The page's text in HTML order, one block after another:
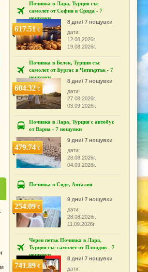
Почивка в Лара, Турция със
самолет от София в Сряда - 7
нощувки
617.51€
8 дни/ 7 нощувки
дати:
12.08.2026г.
19.08.2026г.
Почивка в Белек, Турция със
самолет от Бургас в Четвъртък - 7
нощувки
604.32€
8 дни/ 7 нощувки
дати:
27.08.2026г.
03.09.2026г.
Почивка в Лара, Турция с автобус
от Варна - 7 нощувки
479.74€
9 дни/ 7 нощувки
дати:
28.08.2026г.
04.09.2026г.
Почивка в Сиде, Анталия
254.09€
9 дни/ 7 нощувки
дати:
28.08.2026г.
11.09.2026г.
Черен петък Почивка в Лара,
Турция със самолет от Пловдив - 7
нощувки
741.89€
8 дни/ 7 нощувки
дати: